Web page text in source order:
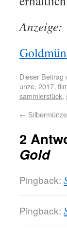
Anzeige:
Dieser Beitrag
unze, 2017,
sammlerstück,
←
2
Gold
Pingback:
Pingback: